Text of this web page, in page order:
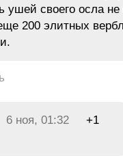
ушей своего осла не
200 элитных
6 ноя, 01:32
+1